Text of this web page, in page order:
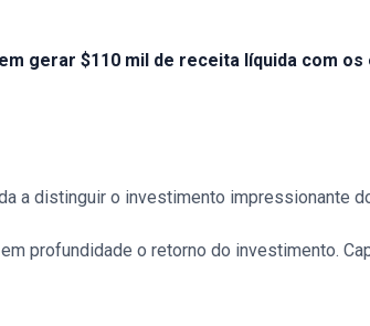
gerar $110 mil de receita líquida com
a distinguir o investimento impressionante
profundidade o retorno do investimento.